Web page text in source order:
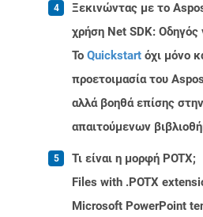
Ξεκινώντας με το
χρήση Net SDK: Οδηγός
Το Quickstart όχι μόνο
προετοιμασία του
αλλά βοηθά επίσης
απαιτούμενων
Τι είναι η μορφή POTX;
Files with .POTX
Microsoft PowerPoint